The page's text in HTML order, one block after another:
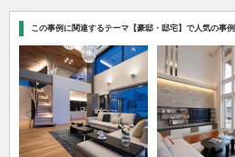
この事例に関連するテーマ【豪邸・邸宅】で人気の事例